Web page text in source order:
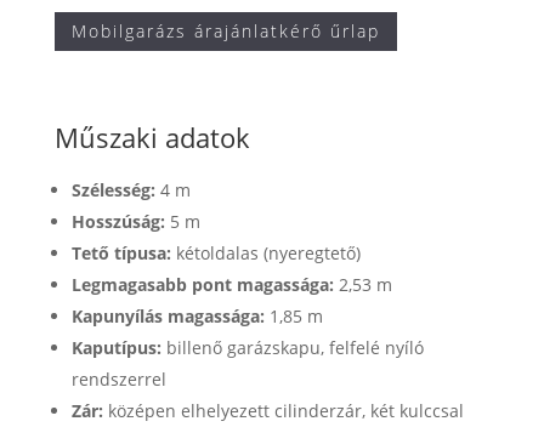
Mobilgarázs árajánlatkérő űrlap
Műszaki adatok
Szélesség: 4 m
Hosszúság: 5 m
Tető típusa: kétoldalas (nyeregtető)
Legmagasabb pont magassága: 2,53 m
Kapunyílás magassága: 1,85 m
Kaputípus: billenő garázskapu, felfelé nyíló
rendszerrel
Zár: középen elhelyezett cilinderzár, két kulccsal